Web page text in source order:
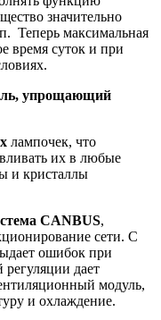
значительно
Теперь максимальная
время суток и при
упрощающий
лампочек, что
их в любые
и кристаллы
CANBUS,
сети. С
ошибок при
дает
модуль,
и охлаждение.